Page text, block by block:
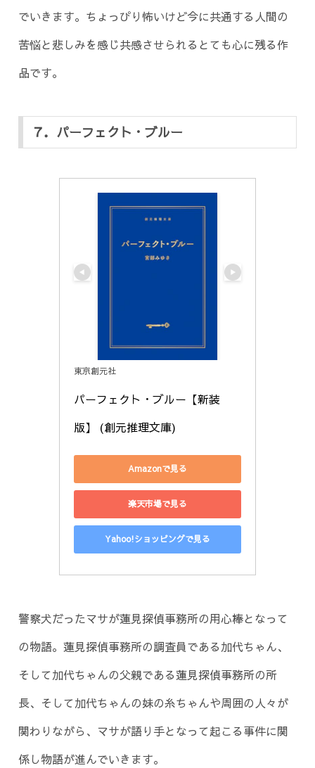
でいきます。ちょっぴり怖いけど今に共通する人間の
苦悩と悲しみを感じ共感させられるとても心に残る作
品です。
７．パーフェクト・ブルー
東京創元社
パーフェクト・ブルー【新装
版】 (創元推理文庫)
Amazonで見る
楽天市場で見る
Yahoo!ショッピングで見る
警察犬だったマサが蓮見探偵事務所の用心棒となって
の物語。蓮見探偵事務所の調査員である加代ちゃん、
そして加代ちゃんの父親である蓮見探偵事務所の所
長、そして加代ちゃんの妹の糸ちゃんや周囲の人々が
関わりながら、マサが語り手となって起こる事件に関
係し物語が進んでいきます。